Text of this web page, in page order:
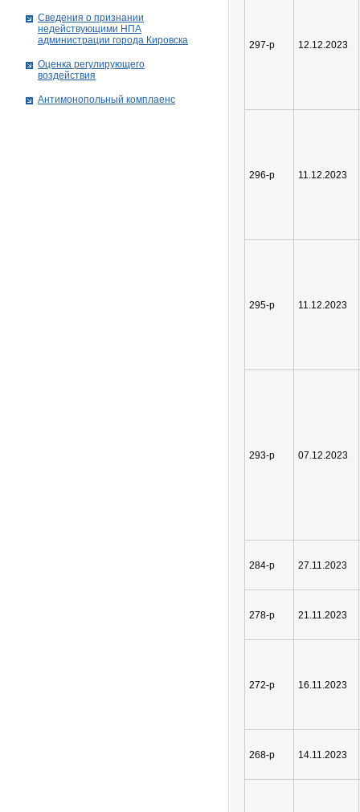
297-р 12.12.2023
296-р 11.12.2023
295-р 11.12.2023
293-р 07.12.2023
284-р 27.11.2023
278-р 21.11.2023
272-р 16.11.2023
268-р 14.11.2023
Сведения о признании
недействующими НПА
администрации города Кировскa
Оценка регулирующего
воздействия
Антимонопольный комплаенс